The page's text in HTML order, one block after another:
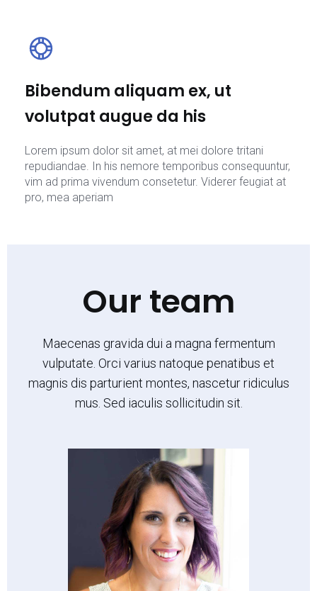
Bibendum aliquam ex, ut
volutpat augue da his
Lorem ipsum dolor sit amet, at mei dolore tritani
repudiandae. In his nemore temporibus consequuntur,
vim ad prima vivendum consetetur. Viderer feugiat at
pro, mea aperiam
Our team
Maecenas gravida dui a magna fermentum
vulputate. Orci varius natoque penatibus et
magnis dis parturient montes, nascetur ridiculus
mus. Sed iaculis sollicitudin sit.